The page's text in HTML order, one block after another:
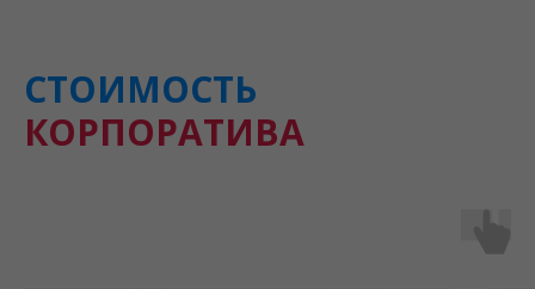
СТОИМОСТЬ
КОРПОРАТИВА